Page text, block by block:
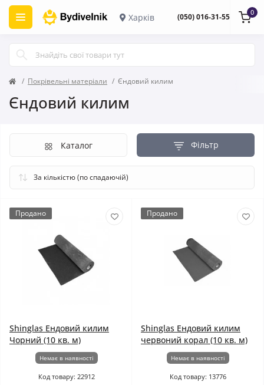
Харків (050) 016-31-55 0
Покрівельні матеріали Єндовий килим
Єндовий килим
Фільтр
Каталог
Продано
Shinglas Ендовий килим
Чорний (10 кв. м)
Немає в наявності
Код товару: 22912
Продано
Shinglas Ендовий килим
червоний корал (10 кв. м)
Немає в наявності
Код товару: 13776